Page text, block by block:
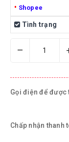
• Shopee
Tình trạng
–
Gọi điện để được
Chấp nhận thanh